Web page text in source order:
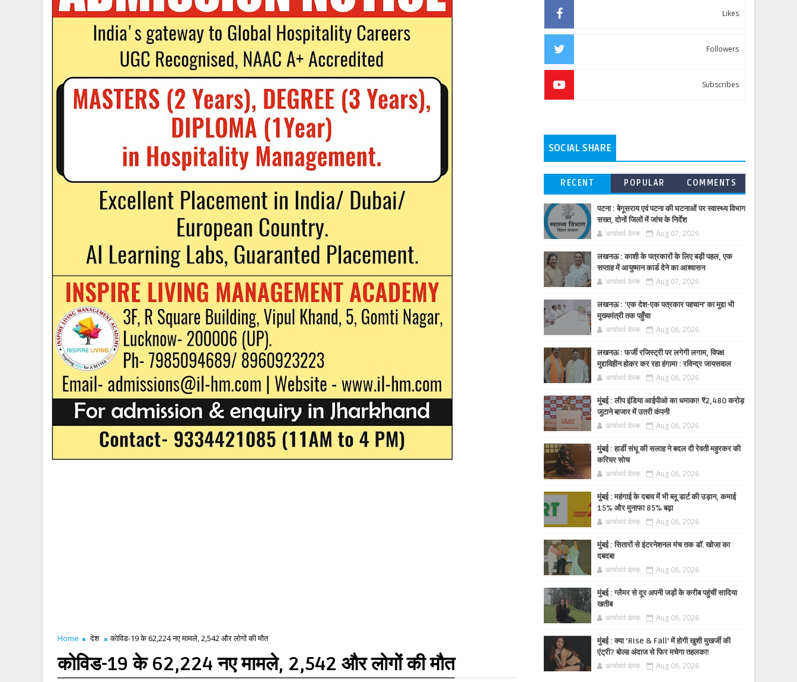
Home देश कोविड-19 के 62,224 नए मामले, 2,542 और लोगों की मौत
कोविड-19 के 62,224 नए मामले, 2,542 और लोगों की मौत
Likes
Followers
Subscribes
SOCIAL SHARE
RECENT POPULAR COMMENTS
पटना : बेगूसराय एवं पटना की घटनाओं पर स्वास्थ्य विभाग
सख्त, दोनों जिलों में जांच के निर्देश
आर्यावर्त डेस्क Aug 07, 2026
लखनऊ : काशी के पत्रकारों के लिए बड़ी पहल, एक
सप्ताह में आयुष्मान कार्ड देने का आश्वासन
आर्यावर्त डेस्क Aug 07, 2026
लखनऊ : ‘एक देश-एक पत्रकार पहचान’ का मुद्दा भी
मुख्यमंत्री तक पहुँचा
आर्यावर्त डेस्क Aug 06, 2026
लखनऊ : फर्जी रजिस्ट्री पर लगेगी लगाम, विपक्ष
मुद्दाविहीन होकर कर रहा हंगामा : रविन्द्र जायसवाल
आर्यावर्त डेस्क Aug 06, 2026
मुंबई : लीप इंडिया आईपीओ का धमाका! ₹2,480 करोड़
जुटाने बाजार में उतरी कंपनी
आर्यावर्त डेस्क Aug 06, 2026
मुंबई : हार्डी संधू की सलाह ने बदल दी रेवती महुरकर की
करियर सोच
आर्यावर्त डेस्क Aug 06, 2026
मुंबई : महंगाई के दबाव में भी ब्लू डार्ट की उड़ान, कमाई
15% और मुनाफा 85% बढ़ा
आर्यावर्त डेस्क Aug 06, 2026
मुंबई : सितारों से इंटरनेशनल मंच तक डॉ. खोजा का
दबदबा
आर्यावर्त डेस्क Aug 06, 2026
मुंबई : ग्लैमर से दूर अपनी जड़ों के करीब पहुंचीं सादिया
खतीब
आर्यावर्त डेस्क Aug 06, 2026
मुंबई : क्या ‘Rise & Fall’ में होगी खुशी मुखर्जी की
एंट्री? बोल्ड अंदाज से फिर मचेगा तहलका!
आर्यावर्त डेस्क Aug 06, 2026